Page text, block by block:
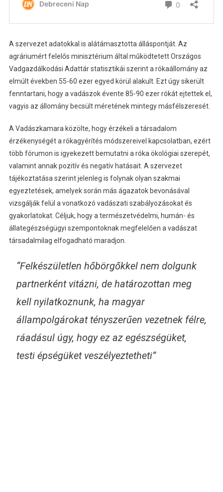
A szervezet adatokkal is alátámasztotta álláspontját. Az
agráriumért felelős minisztérium által működtetett Országos
Vadgazdálkodási Adattár statisztikái szerint a rókaállomány az
elmúlt években 55-60 ezer egyed körül alakult. Ezt úgy sikerült
fenntartani, hogy a vadászok évente 85-90 ezer rókát ejtettek el,
vagyis az állomány becsült méretének mintegy másfélszeresét.
A Vadászkamara közölte, hogy érzékeli a társadalom
érzékenységét a rókagyérítés módszereivel kapcsolatban, ezért
több fórumon is igyekezett bemutatni a róka ökológiai szerepét,
valamint annak pozitív és negatív hatásait. A szervezet
tájékoztatása szerint jelenleg is folynak olyan szakmai
egyeztetések, amelyek során más ágazatok bevonásával
vizsgálják felül a vonatkozó vadászati szabályozásokat és
gyakorlatokat. Céljuk, hogy a természetvédelmi, humán- és
állategészségügyi szempontoknak megfelelően a vadászat
társadalmilag elfogadható maradjon.
“Felkészületlen hőbörgőkkel nem dolgunk
partnerként vitázni, de határozottan meg
kell nyilatkoznunk, ha magyar
állampolgárokat tényszerűen vezetnek félre,
ráadásul úgy, hogy ez az egészségüket,
testi épségüket veszélyeztetheti”